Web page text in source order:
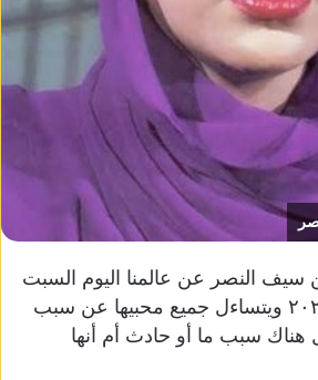
سيف النصر عن عالمنا اليوم السبت
الموافق ١٣ أبريل ٢٠٢٤ ويتساءل جميع محبيها عن سبب
هناك سبب ما أو حادث أم أنها